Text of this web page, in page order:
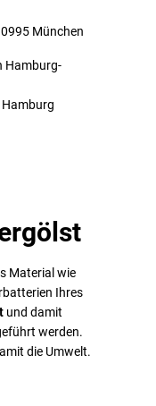
München
Hamburg-
Material wie
Ihres
und damit
werden.
die Umwelt.